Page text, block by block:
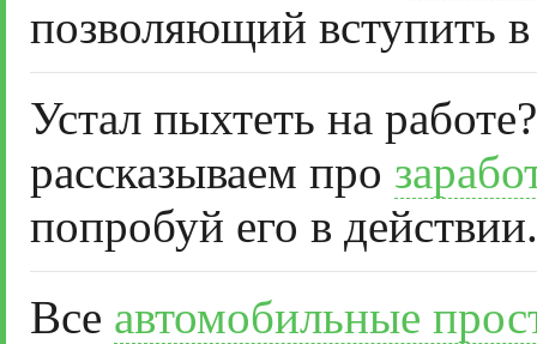
позволяющий вступить
Устал пыхтеть на
рассказываем про
попробуй его в действии.
Все автомобильные